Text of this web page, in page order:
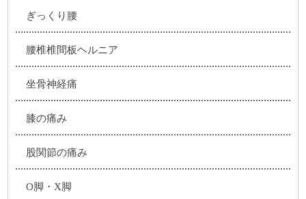
ぎっくり腰
腰椎椎間板ヘルニア
坐骨神経痛
膝の痛み
股関節の痛み
O脚・X脚